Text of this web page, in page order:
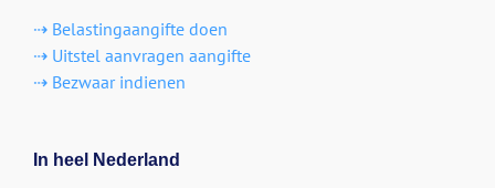
⇢ Belastingaangifte doen
⇢ Uitstel aanvragen aangifte
⇢ Bezwaar indienen
In heel Nederland